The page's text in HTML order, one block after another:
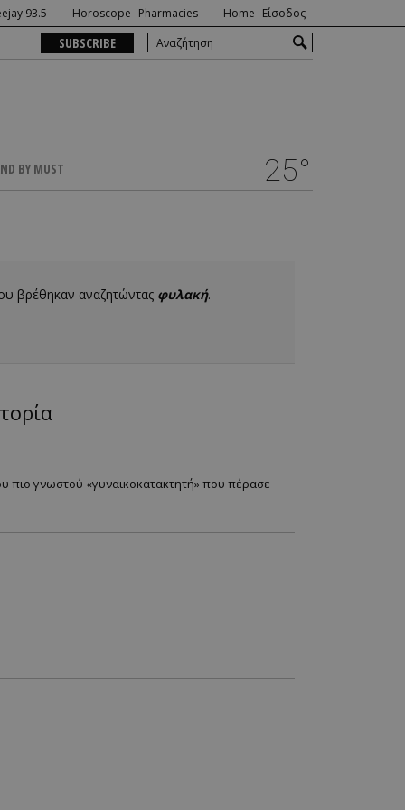
93.5 Horoscope Pharmacies Home Είσοδος
SUBSCRIBE
BY MUST 25°
βρέθηκαν αναζητώντας φυλακή.
πιο γνωστού «γυναικοκατακτητή» που πέρασε